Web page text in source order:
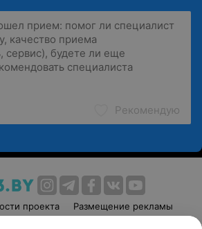
Рекомендую
проекта
Размещение рекламы